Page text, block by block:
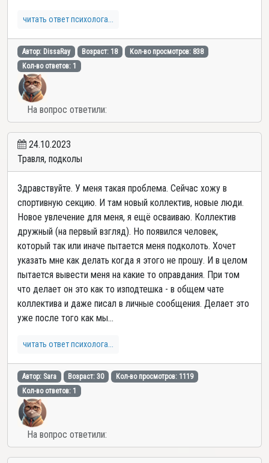
читать ответ психолога...
Автор: DissaRay Возраст: 18
Кол-во просмотров: 838
Кол-во ответов: 1
На вопрос ответили:
24.10.2023
Травля, подколы
Здравствуйте. У меня такая проблема. Сейчас хожу в
спортивную секцию. И там новый коллектив, новые люди.
Новое увлечение для меня, я ещё осваиваю. Коллектив
дружный (на первый взгляд). Но появился человек,
который так или иначе пытается меня подколоть. Хочет
указать мне как делать когда я этого не прошу. И в целом
пытается вывести меня на какие то оправдания. При том
что делает он это как то изподтешка - в общем чате
коллектива и даже писал в личные сообщения. Делает это
уже после того как мы...
читать ответ психолога...
Автор: Sara Возраст: 30
Кол-во просмотров: 1119
Кол-во ответов: 1
На вопрос ответили: